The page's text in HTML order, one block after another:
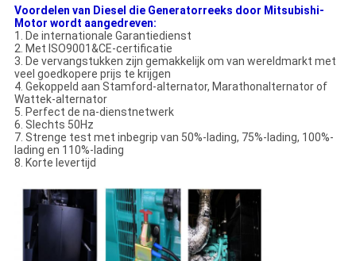
Voordelen van Diesel die Generatorreeks door Mitsubishi-
Motor wordt aangedreven:
1. De internationale Garantiedienst
2. Met ISO9001&CE-certificatie
3. De vervangstukken zijn gemakkelijk om van wereldmarkt met
veel goedkopere prijs te krijgen
4. Gekoppeld aan Stamford-alternator, Marathonalternator of
Wattek-alternator
5. Perfect de na-dienstnetwerk
6. Slechts 50Hz
7. Strenge test met inbegrip van 50%-lading, 75%-lading, 100%-
lading en 110%-lading
8. Korte levertijd